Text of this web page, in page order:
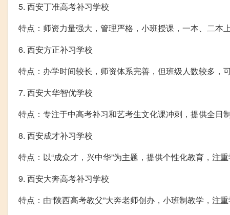
5. 西安丁准高考补习学校
特点：师资力量强大，管理严格，小班授课，一本、二本上
6. 西安方正补习学校
特点：办学时间较长，师资体系完善，但班级人数较多，
7. 西安大华智优学校
特点：专注于中高考补习和艺考生文化课冲刺，提供全日制
8. 西安成才补习学校
特点：以“成众才，兴中华”为主题，提供个性化教育，注重
9. 西安大奔高考补习学校
特点：由“陕西高考教父”大奔老师创办，小班制教学，注重